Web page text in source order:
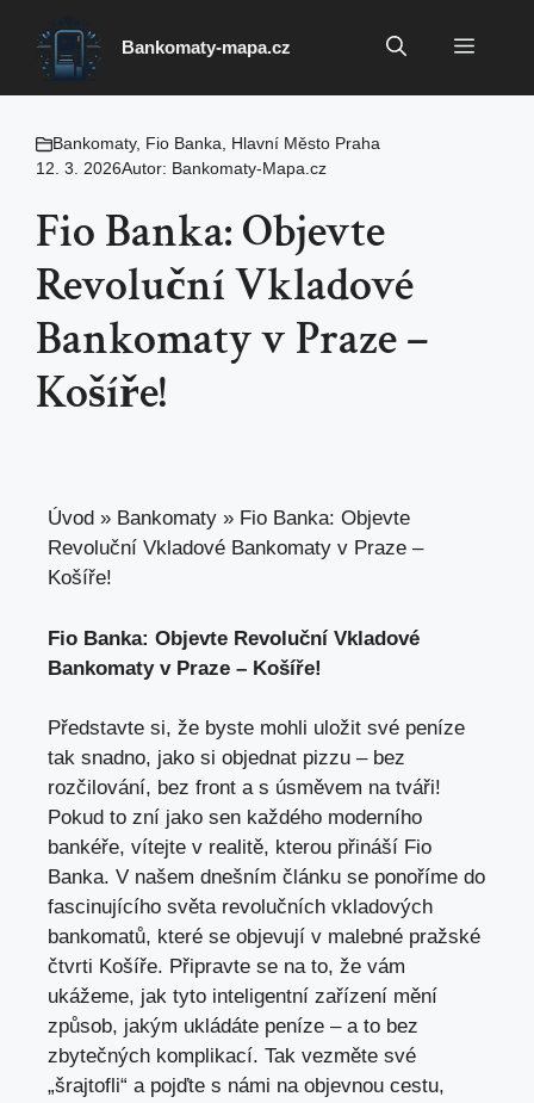
obsah
Bankomaty-mapa.cz Menu
Bankomaty, Fio Banka
Hlavní Město Praha
12. 3. 2026Autor: Bankomaty-Mapa.cz
Fio Banka: Objevte
Revoluční Vkladové
Bankomaty v Praze –
Košíře!
Úvod » Bankomaty » Fio Banka: Objevte
Revoluční Vkladové Bankomaty v Praze –
Košíře!
Fio Banka: Objevte Revoluční Vkladové
Bankomaty v Praze⁢ – Košíře!
Představte si, že byste mohli uložit své peníze
tak⁢ snadno, jako si objednat pizzu – bez
rozčilování, bez front a s úsměvem na tváři!
Pokud to zní jako sen⁢ každého moderního
bankéře, vítejte ​v ​realitě, kterou přináší Fio
Banka. V našem dnešním článku se⁤ ponoříme do
fascinujícího světa revolučních vkladových
‌bankomatů, které se objevují ‌v malebné pražské
čtvrti Košíře. Připravte se na to, že vám
ukážeme, jak tyto inteligentní zařízení mění
způsob,⁢ jakým ukládáte peníze⁣ –‍ a ​to bez
zbytečných komplikací. ⁢Tak vezměte své ​
„šrajtofli“ a pojďte s námi na objevnou cestu,